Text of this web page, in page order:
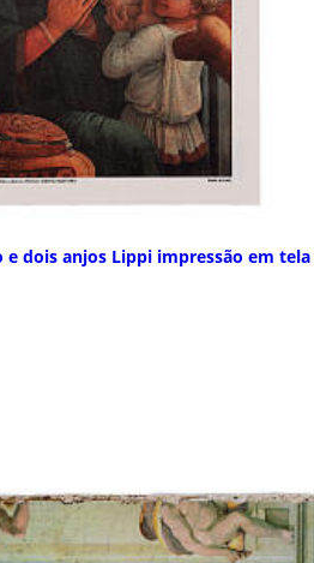
e dois anjos Lippi impressão em tela